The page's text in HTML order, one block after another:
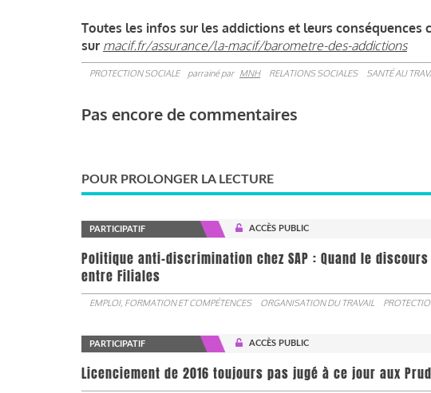
Toutes les infos sur les addictions et leurs conséquences
sur macif.fr/assurance/la-macif/barometre-des-addictions
PROTECTION SOCIALE parrainé par MNH RELATIONS SOCIALES SANTÉ AU
Pas encore de commentaires
POUR PROLONGER LA LECTURE
PARTICIPATIF ACCÈS PUBLIC
Politique anti-discrimination chez SAP : Quand le
entre Filiales
EMPLOI, FORMATION ET COMPÉTENCES ORGANISATION DU TRAVAIL
PARTICIPATIF ACCÈS PUBLIC
Licenciement de 2016 toujours pas jugé à ce jour aux